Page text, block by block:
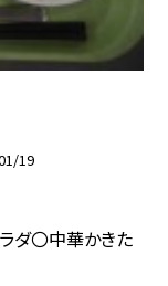
19
ダ〇中華かきた